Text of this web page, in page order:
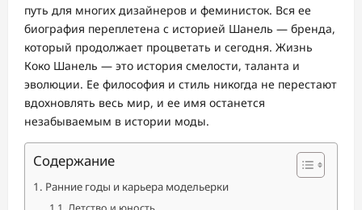
путь для многих дизайнеров и феминисток. Вся ее
биография переплетена с историей Шанель — бренда,
который продолжает процветать и сегодня. Жизнь
Коко Шанель — это история смелости, таланта и
эволюции. Ее философия и стиль никогда не перестают
вдохновлять весь мир, и ее имя останется
незабываемым в истории моды.
Содержание
Ранние годы и карьера модельерки